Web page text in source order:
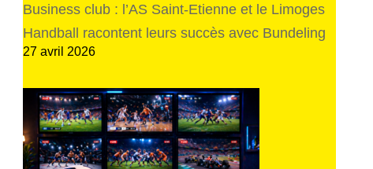
Business club : l’AS Saint-Etienne et le Limoges
Handball racontent leurs succès avec Bundeling
27 avril 2026